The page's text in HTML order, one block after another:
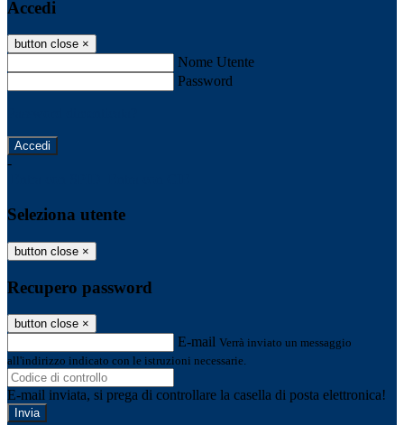
Accedi
button close ×
Nome Utente
Password
-
Seleziona utente
button close ×
Recupero password
button close ×
E-mail Verrà inviato un messaggio
all'indirizzo indicato con le istruzioni necessarie.
E-mail inviata, si prega di controllare la casella di posta elettronica!